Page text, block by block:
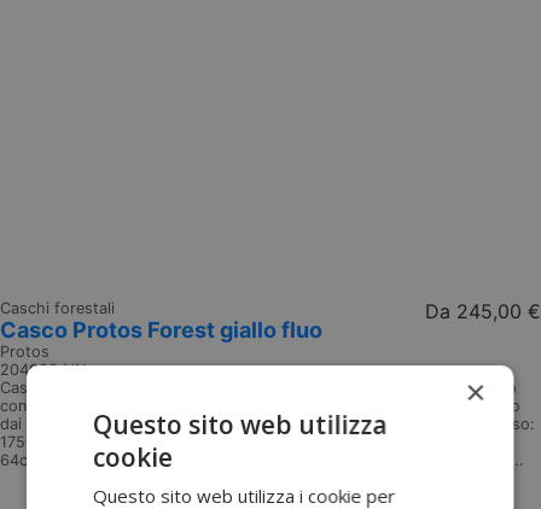
Caschi forestali
Casco Protos Forest giallo fluo
Protos
204000-YN
Da 245,00 €
Casco forestale giallo fluo Casco forestale ideale anche per arborismo
con l'aggiunta del sottogola. Resistente al freddo e al degrado causato
dai raggi UV grazie ai materiali utilizzati: 50% ABS 50% Poliammide Peso:
1750 gr Taglia unica regolabile oppure taglia Large con regolatore 56-
64cm Modello: Forest Protos con colore di base giallo fluo ed adesivi...
Aggiungi al carrello
×
Questo sito web utilizza
cookie
Questo sito web utilizza i cookie per